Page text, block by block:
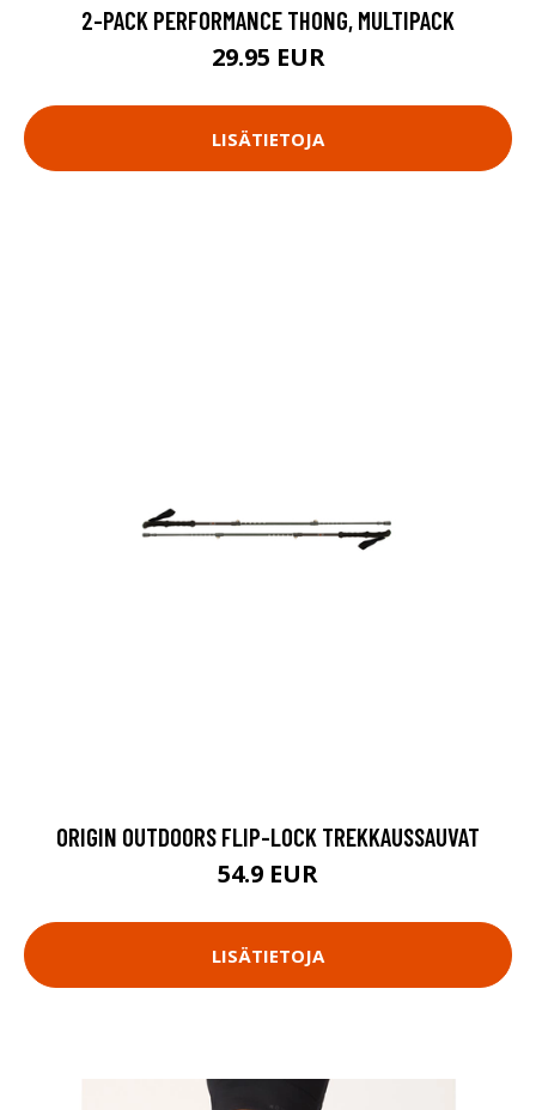
2-PACK PERFORMANCE THONG, MULTIPACK
29.95 EUR
LISÄTIETOJA
ORIGIN OUTDOORS FLIP-LOCK TREKKAUSSAUVAT
54.9 EUR
LISÄTIETOJA